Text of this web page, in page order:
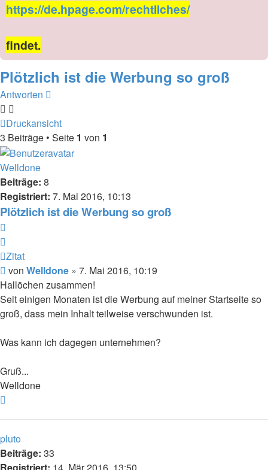
https://de.hpage.com/rechtliches/
findet.
Plötzlich ist die Werbung so groß
Antworten
Druckansicht
3 Beiträge • Seite 1 von 1
Welldone
Beiträge: 8
Registriert: 7. Mai 2016, 10:13
Plötzlich ist die Werbung so groß
Zitat
Beitrag
von Welldone » 7. Mai 2016, 10:19
Hallöchen zusammen!
Seit einigen Monaten ist die Werbung auf meiner Startseite so
groß, dass mein Inhalt teilweise verschwunden ist.
Was kann ich dagegen unternehmen?
Gruß...
Welldone
pluto
Beiträge: 33
Registriert: 14. Mär 2016, 13:50